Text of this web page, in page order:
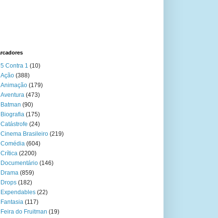
5 Contra 1 (10)
Ação (388)
Animação (179)
Aventura (473)
Batman (90)
Biografia (175)
Catástrofe (24)
Cinema Brasileiro (219)
Comédia (604)
Crítica (2200)
Documentário (146)
Drama (859)
Drops (182)
Expendables (22)
Fantasia (117)
Feira do Fruitman (19)